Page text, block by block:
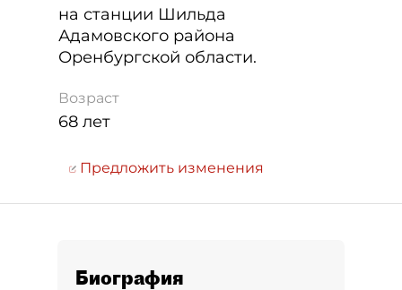
на станции Шильда
Адамовского района
Оренбургской области.
Возраст
68 лет
Предложить изменения
Биография